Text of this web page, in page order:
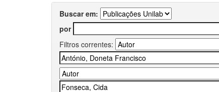
Buscar em:
por
Filtros correntes: